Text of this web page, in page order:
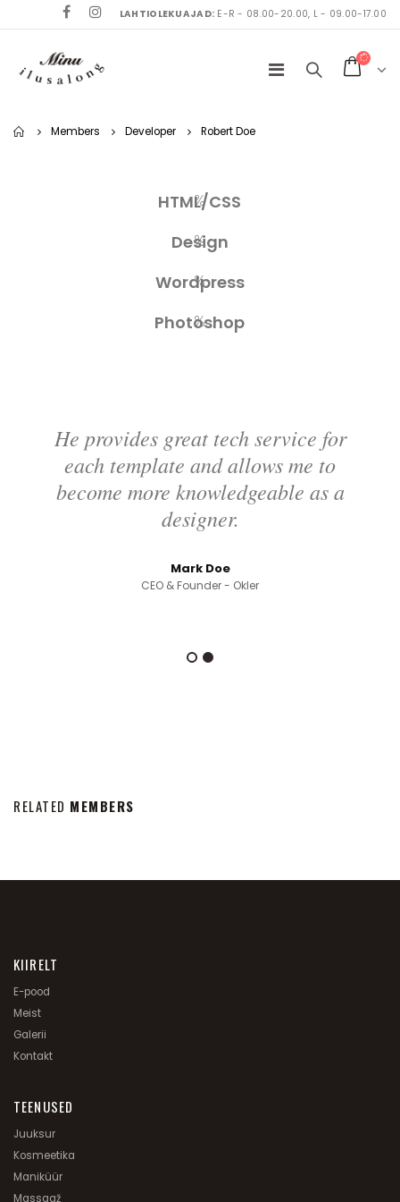
LAHTIOLEKUAJAD: E-R - 08.00-20.00, L - 09.00-17.00
Home
Members Developer Robert Doe
HTML/CSS
%
Design
%
Wordpress
%
Photoshop
%
He provides great tech service for
each template and allows me to
become more knowledgeable as a
designer.
Mark Doe
CEO & Founder - Okler
RELATED MEMBERS
KIIRELT
E-pood
Meist
Galerii
Kontakt
TEENUSED
Juuksur
Kosmeetika
Maniküür
Massaaž